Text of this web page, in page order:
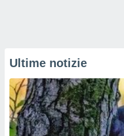
Ultime notizie